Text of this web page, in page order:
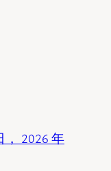
， 2026 年